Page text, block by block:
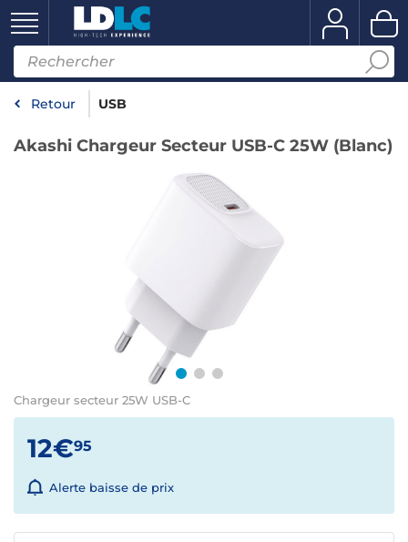
Retour USB
Akashi Chargeur Secteur USB-C 25W (Blanc)
Chargeur secteur 25W USB-C
12€95
Alerte baisse de prix